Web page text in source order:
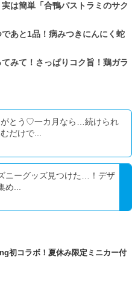
は簡単「合鴨パストラミのサク
であと1品！病みつきにんにく蛇
みて！さっぱりコク旨！鶏ガラ
がとう♡一カ月なら…続けられ
だけで...
ニーグッズ見つけた…！デザ
め...
初コラボ！夏休み限定ミニカー付